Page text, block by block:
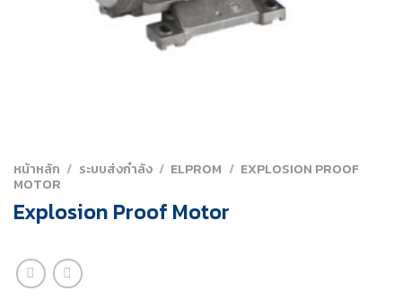
หน้าหลัก / ระบบส่งกำลัง / ELPROM / EXPLOSION PROOF
MOTOR
Explosion Proof Motor